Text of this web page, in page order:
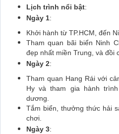
Lịch trình nổi bật:
Ngày 1:
Khởi hành từ TP.HCM, đến
Tham quan bãi biển Ninh
đẹp nhất miền Trung, và đồi
Ngày 2:
Tham quan Hang Rái với
Hy và tham gia hành
dương.
Tắm biển, thưởng thức hải
chơi.
Ngày 3: